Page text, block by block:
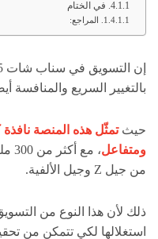
في الختام
المراجع:
بالتغيير السريع والمنافسة
حيثتمثّل هذه المنصة
ومتفاعل
،
من جيل Z وجيل الألفية.
ذلك لأن هذا النوع من
استغلالها لكي تتمكن من